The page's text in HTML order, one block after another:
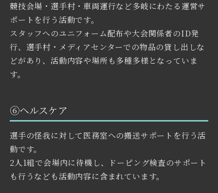
競技会場・選手村・車両運行など多岐にわたる運営サ
ポートを行う活動です。
スタッフへのユニフォーム配布や大会関係者のID発
行、選手村・メディアセンターでの物品の貸し出しな
どがあり、活動内容や場所も多種多様となっていま
す。
⑥ヘルスケア
選手の怪我に対して医務室への搬送サポートを行う活
動です。
2人1組で会場内に待機し、ドーピング検査のサポート
も行うなども活動内容に含まれています。